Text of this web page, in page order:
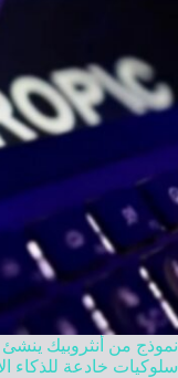
نموذج من أنثروبيك
سلوكيات خادعة للذكاء